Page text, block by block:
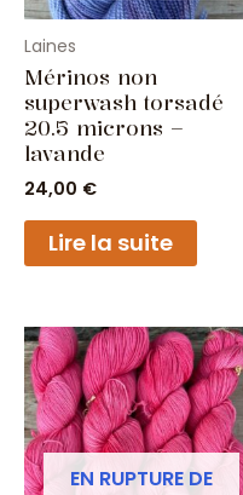
Laines
Mérinos non
superwash torsadé
20.5 microns –
lavande
24,00 €
Lire la suite
EN RUPTURE DE